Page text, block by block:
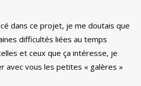
dans ce projet, je me doutais que
difficultés liées au temps
et ceux que ça intéresse, je
avec vous les petites « galères »